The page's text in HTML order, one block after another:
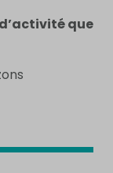
que